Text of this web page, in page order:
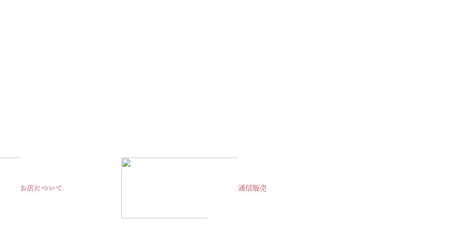
お店について 通信販売